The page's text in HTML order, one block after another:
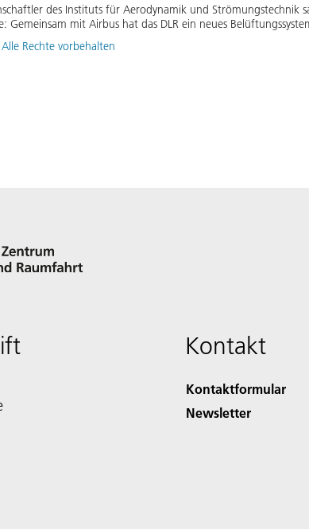
des Instituts für Aerodynamik und
Gemeinsam mit Airbus hat das DLR ein neues
Alle Rechte vorbehalten
Kontakt
Kontaktformular
Newsletter